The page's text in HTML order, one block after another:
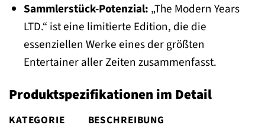
Sammlerstück-Potenzial: „The Modern Years
LTD.“ ist eine limitierte Edition, die die
essenziellen Werke eines der größten
Entertainer aller Zeiten zusammenfasst.
Produktspezifikationen im Detail
KATEGORIE BESCHREIBUNG